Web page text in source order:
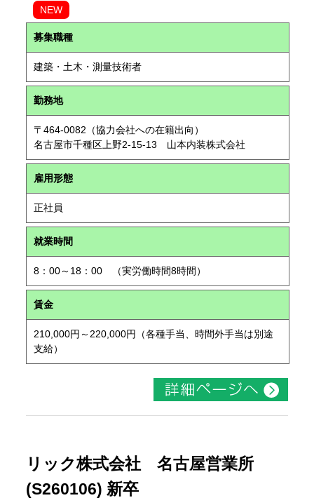
NEW
募集職種
建築・土木・測量技術者
勤務地
〒464-0082（協力会社への在籍出向）
名古屋市千種区上野2-15-13 山本内装株式会社
雇用形態
正社員
就業時間
8：00～18：00 （実労働時間8時間）
賃金
210,000円～220,000円（各種手当、時間外手当は別途
支給）
リック株式会社 名古屋営業所
(S260106) 新卒